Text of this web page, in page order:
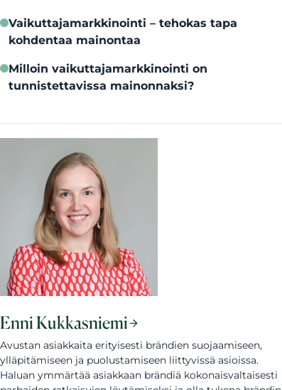
Vaikuttajamarkkinointi – tehokas tapa
kohdentaa mainontaa
Milloin vaikuttajamarkkinointi on
tunnistettavissa mainonnaksi?
Enni Kukkasniemi
Avustan asiakkaita erityisesti brändien suojaamiseen,
ylläpitämiseen ja puolustamiseen liittyvissä asioissa.
Haluan ymmärtää asiakkaan brändiä kokonaisvaltaisesti